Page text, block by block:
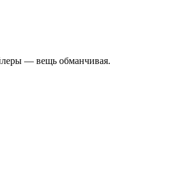
— вещь обманчивая.